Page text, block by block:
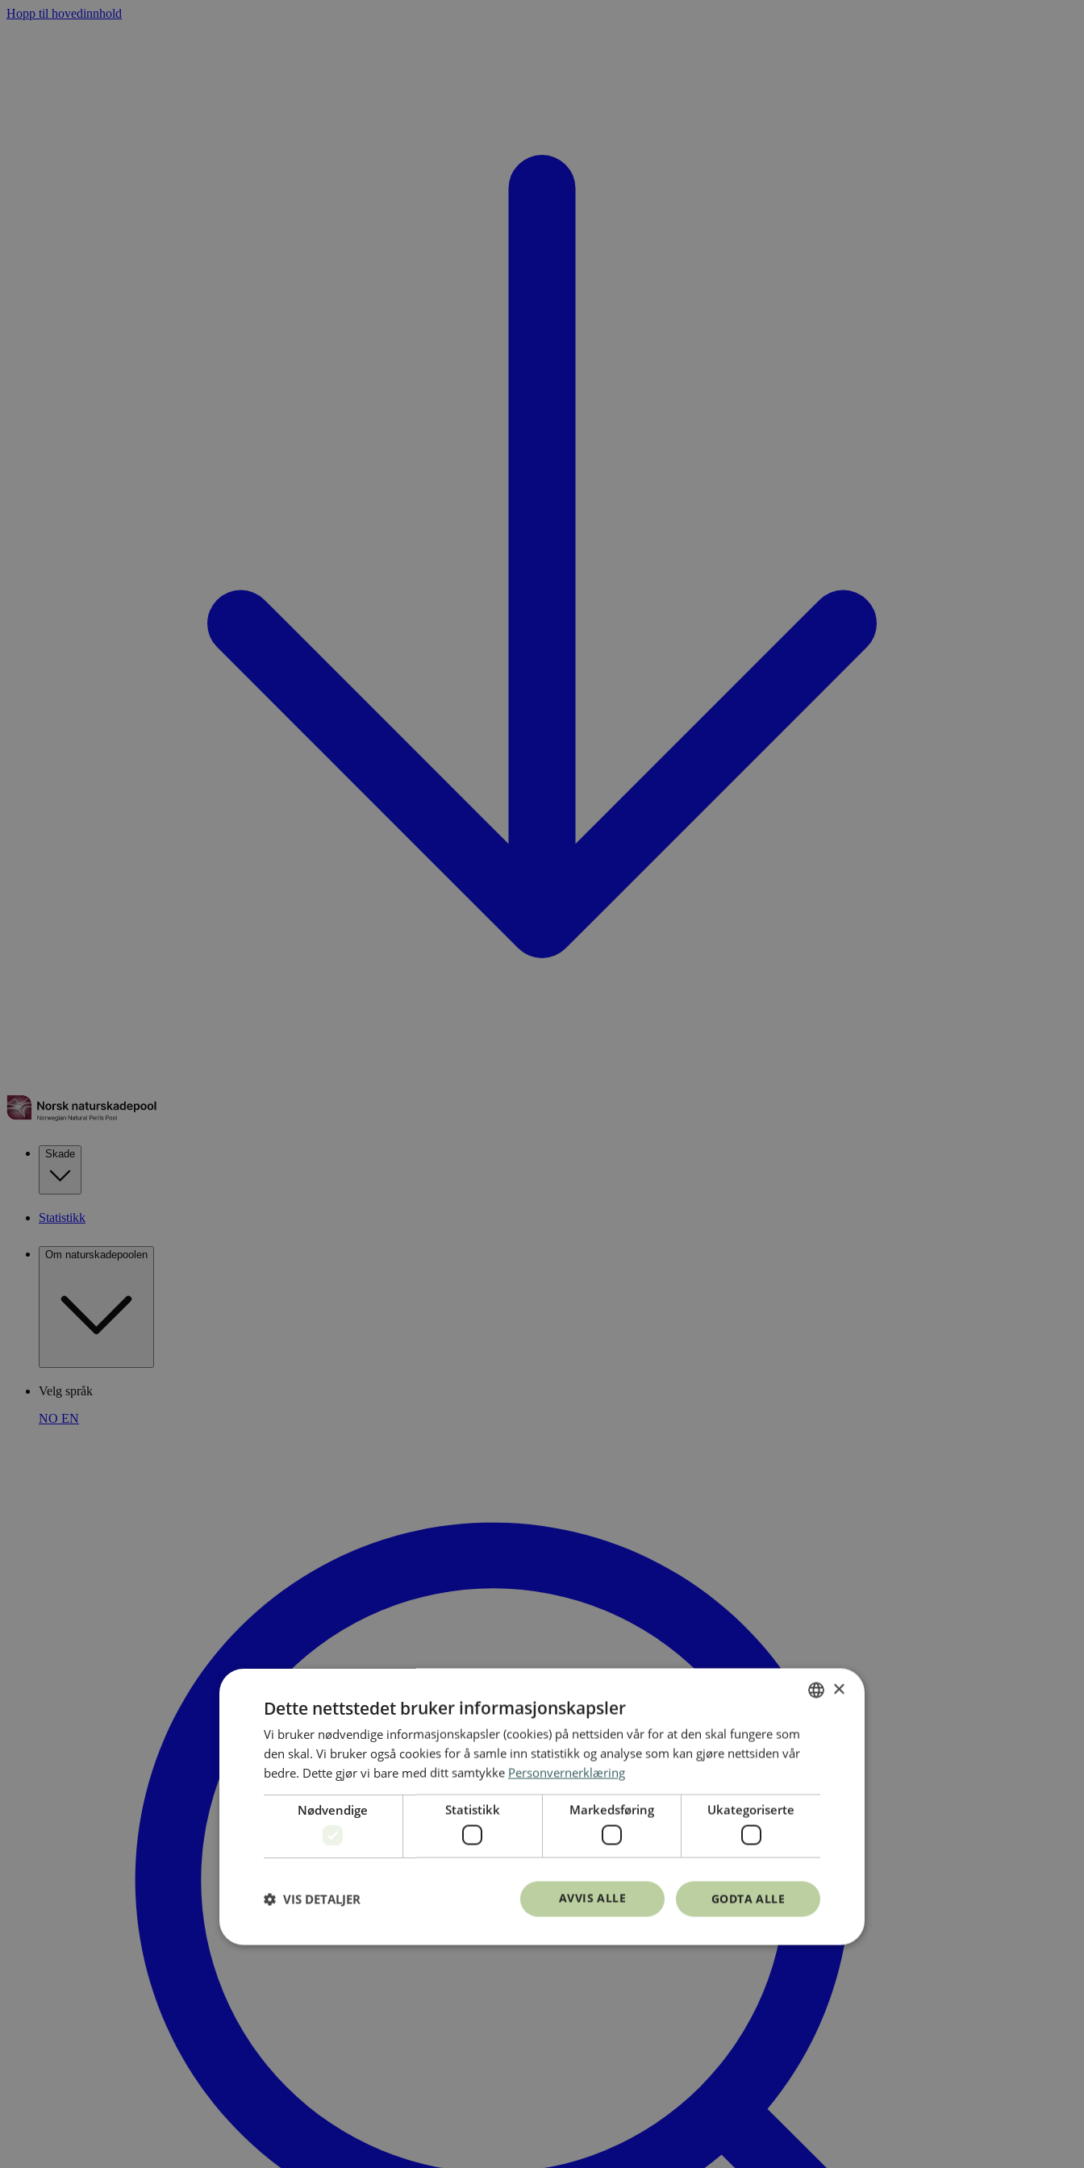
Hopp til hovedinnhold
Skade
Statistikk
Om naturskadepoolen
Velg språk
NO EN
NORWEGIAN
ENGLISH
×
Dette nettstedet bruker informasjonskapsler
Vi bruker nødvendige informasjonskapsler (cookies) på nettsiden vår for at den skal fungere som
den skal. Vi bruker også cookies for å samle inn statistikk og analyse som kan gjøre nettsiden vår
bedre. Dette gjør vi bare med ditt samtykke Personvernerklæring
Nødvendige Statistikk Markedsføring Ukategoriserte
GODTA ALLE
AVVIS ALLE
VIS DETALJER